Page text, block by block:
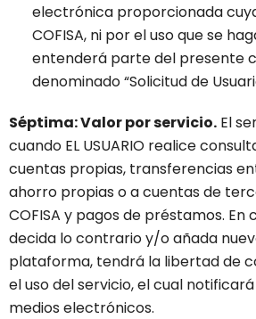
electrónica proporcionada
COFISA, ni por el uso que se
entenderá parte del presente
denominado “Solicitud de
Séptima: Valor por servicio. El
cuando EL USUARIO realice
cuentas propias, transferencias
ahorro propias o a cuentas de
COFISA y pagos de préstamos. En
decida lo contrario y/o añada
plataforma, tendrá la libertad de
el uso del servicio, el cual notificará
medios electrónicos.